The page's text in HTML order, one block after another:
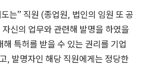
는” 직원 (종업원, 법인의 임원 또 공
신의 업무와 관련해 발명을 하였을
해 특허를 받을 수 있는 권리를 기업
, 발명자인 해당 직원에게는 정당한